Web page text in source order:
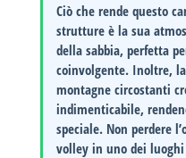
Ciò che rende questo
strutture è la sua
della sabbia, perfetta
coinvolgente. Inoltre,
montagne circostanti
indimenticabile,
speciale. Non perdere
volley in uno dei